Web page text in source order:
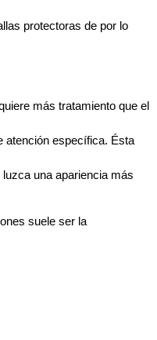
protectoras de por lo
más tratamiento que el
atención específica. Ésta
una apariencia más
suele ser la